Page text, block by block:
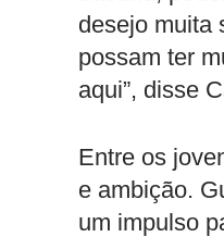
desejo muita
possam ter
aqui”, disse
Entre os
e ambição.
um impulso